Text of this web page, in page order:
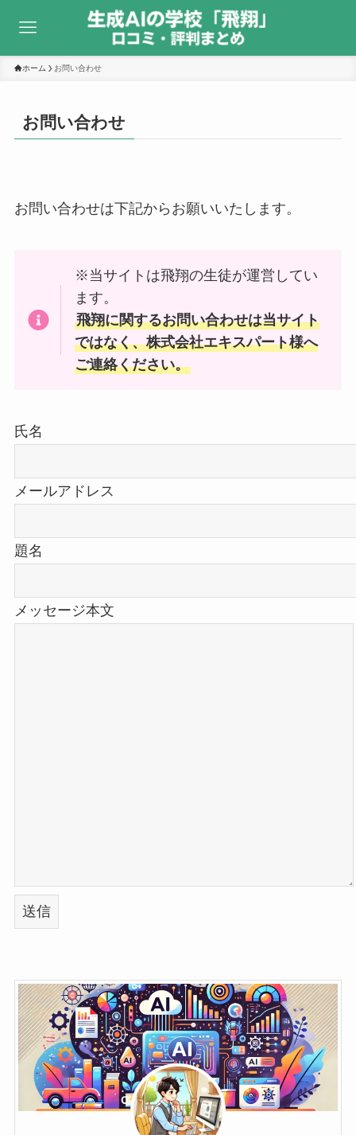
ホーム お問い合わせ
お問い合わせ
お問い合わせは下記からお願いいたします。
※当サイトは飛翔の生徒が運営してい
ます。
飛翔に関するお問い合わせは当サイト
ではなく、株式会社エキスパート様へ
ご連絡ください。
氏名
メールアドレス
題名
メッセージ本文